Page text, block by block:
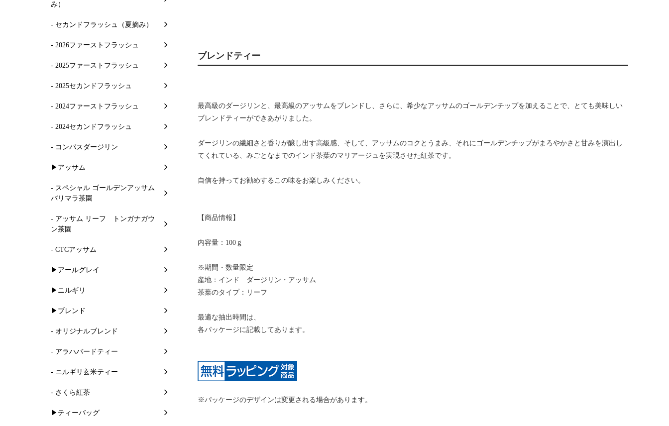
ブレンドティー
最高級のダージリンと、最高級のアッサムをブレンドし、さらに、希少なアッサムのゴールデンチップを加えることで、とても美味しい
ブレンドティーができあがりました。
ダージリンの繊細さと香りが醸し出す高級感、そして、アッサムのコクとうまみ、それにゴールデンチップがまろやかさと甘みを演出し
てくれている、みごとなまでのインド茶葉のマリアージュを実現させた紅茶です。
自信を持ってお勧めするこの味をお楽しみください。
【商品情報】
内容量：100ｇ
※期間・数量限定
産地：インド ダージリン・アッサム
茶葉のタイプ：リーフ
最適な抽出時間は、
各パッケージに記載してあります。
※パッケージのデザインは変更される場合があります。
み）
- セカンドフラッシュ（夏摘み）
- 2026ファーストフラッシュ
- 2025ファーストフラッシュ
- 2025セカンドフラッシュ
- 2024ファーストフラッシュ
- 2024セカンドフラッシュ
- コンパスダージリン
▶アッサム
- スペシャル ゴールデンアッサム
バリマラ茶園
- アッサム リーフ トンガナガウ
ン茶園
- CTCアッサム
▶アールグレイ
▶ニルギリ
▶ブレンド
- オリジナルブレンド
- アラハバードティー
- ニルギリ玄米ティー
- さくら紅茶
▶ティーバッグ